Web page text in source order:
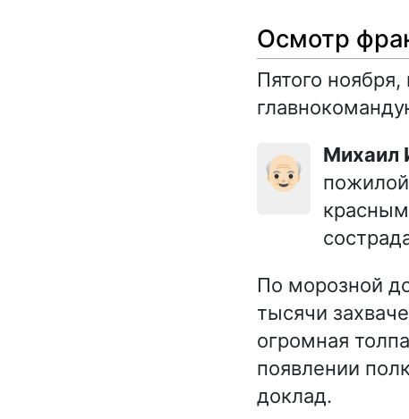
Осмотр
Пятого ноября,
👴🏻
По морозной
тысячи
огромная
появлении
доклад.